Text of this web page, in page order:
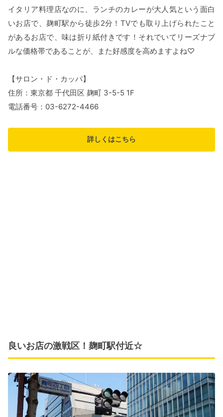
イタリア料理店なのに、ランチのカレーが大人気という面白
いお店で、麹町駅から徒歩2分！TVでも取り上げられたこと
があるお店で、味は折り紙付きです！それでいてリーズナブ
ルな価格帯であることが、また好感度を高めますよね♡
【サロン・ド・カッパ】
住所：東京都 千代田区 麹町 3-5-5 1F
電話番号：03-6272-4466
詳しくはこちら
良いお店の激戦区！麹町駅付近☆